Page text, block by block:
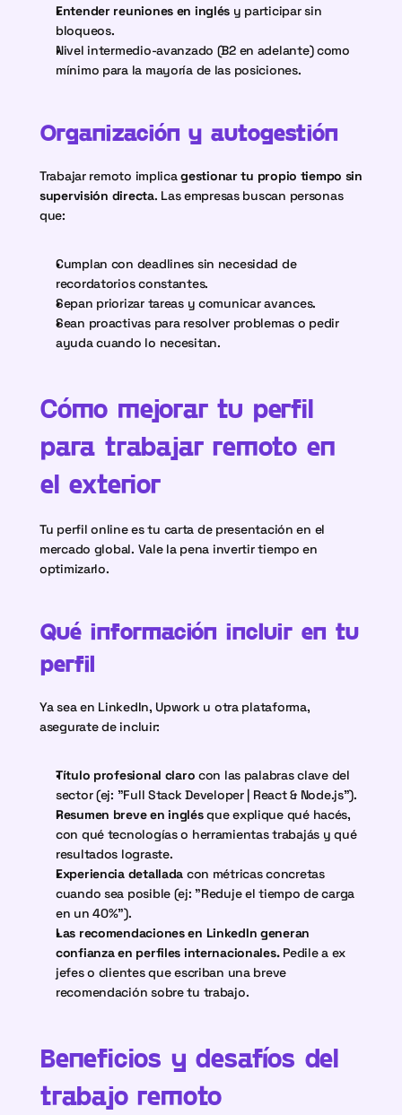
Entender reuniones en inglés y participar sin
bloqueos.
Nivel intermedio-avanzado (B2 en adelante) como
mínimo para la mayoría de las posiciones.
Organización y autogestión
Trabajar remoto implica gestionar tu propio tiempo sin
supervisión directa. Las empresas buscan personas
que:
Cumplan con deadlines sin necesidad de
recordatorios constantes.
Sepan priorizar tareas y comunicar avances.
Sean proactivas para resolver problemas o pedir
ayuda cuando lo necesitan.
Cómo mejorar tu perfil
para trabajar remoto en
el exterior
Tu perfil online es tu carta de presentación en el
mercado global. Vale la pena invertir tiempo en
optimizarlo.
Qué información incluir en tu
perfil
Ya sea en LinkedIn, Upwork u otra plataforma,
asegurate de incluir:
Título profesional claro con las palabras clave del
sector (ej: "Full Stack Developer | React & Node.js").
Resumen breve en inglés que explique qué hacés,
con qué tecnologías o herramientas trabajás y qué
resultados lograste.
Experiencia detallada con métricas concretas
cuando sea posible (ej: "Reduje el tiempo de carga
en un 40%").
Las recomendaciones en LinkedIn generan
confianza en perfiles internacionales. Pedile a ex
jefes o clientes que escriban una breve
recomendación sobre tu trabajo.
Beneficios y desafíos del
trabajo remoto